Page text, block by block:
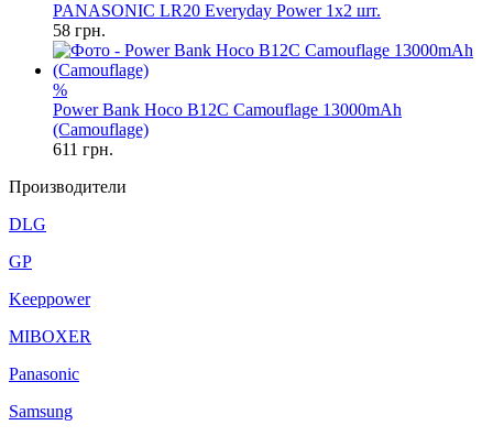
PANASONIC LR20 Everyday Power 1x2 шт.
58 грн.
%
Power Bank Hoco B12C Camouflage 13000mAh
(Camouflage)
611 грн.
Производители
DLG
GP
Keeppower
MIBOXER
Panasonic
Samsung